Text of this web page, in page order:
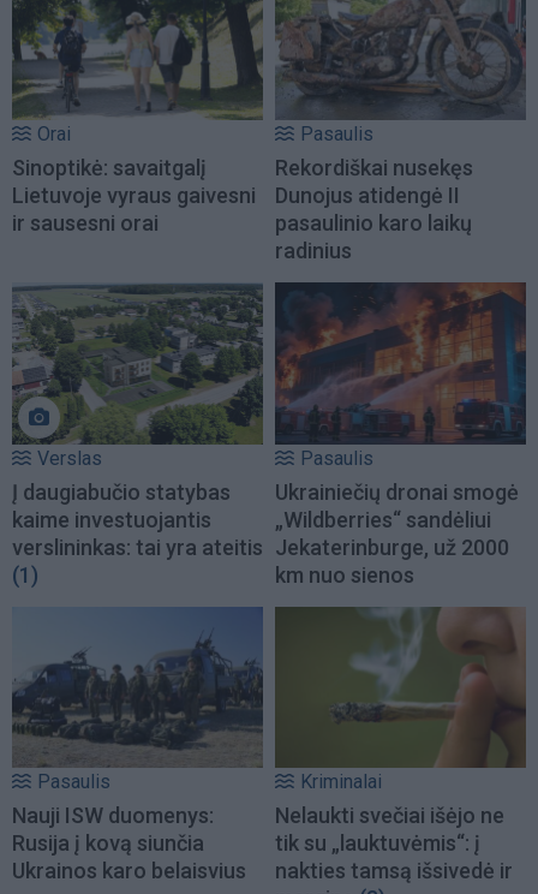
Orai
Sinoptikė: savaitgalį
Lietuvoje vyraus gaivesni
ir sausesni orai
Pasaulis
Rekordiškai nusekęs
Dunojus atidengė II
pasaulinio karo laikų
radinius
Verslas
Į daugiabučio statybas
kaime investuojantis
verslininkas: tai yra ateitis
(1)
Pasaulis
Ukrainiečių dronai smogė
„Wildberries“ sandėliui
Jekaterinburge, už 2000
km nuo sienos
Pasaulis
Nauji ISW duomenys:
Rusija į kovą siunčia
Ukrainos karo belaisvius
Kriminalai
Nelaukti svečiai išėjo ne
tik su „lauktuvėmis“: į
nakties tamsą išsivedė ir